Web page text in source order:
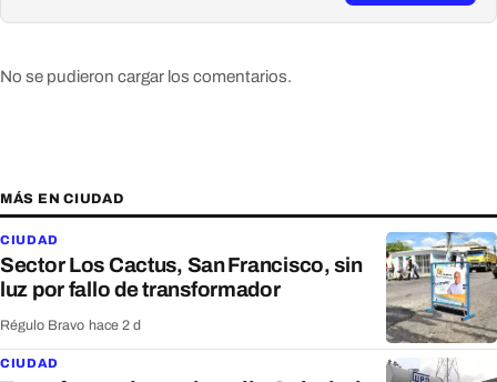
No se pudieron cargar los comentarios.
MÁS EN CIUDAD
CIUDAD
Sector Los Cactus, San Francisco, sin
luz por fallo de transformador
Régulo Bravo hace 2 d
CIUDAD